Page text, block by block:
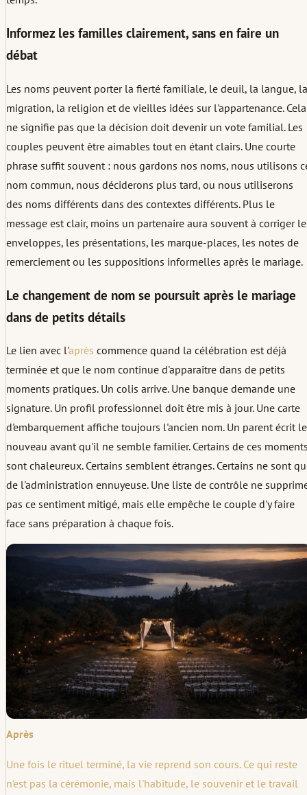
Informez les familles clairement, sans en faire un
débat
Les noms peuvent porter la fierté familiale, le deuil, la langue, la
migration, la religion et de vieilles idées sur l'appartenance. Cela
ne signifie pas que la décision doit devenir un vote familial. Les
couples peuvent être aimables tout en étant clairs. Une courte
phrase suffit souvent : nous gardons nos noms, nous utilisons
nom commun, nous déciderons plus tard, ou nous utiliserons
des noms différents dans des contextes différents. Plus le
message est clair, moins un partenaire aura souvent à corriger
enveloppes, les présentations, les marque-places, les notes de
remerciement ou les suppositions informelles après le mariage.
Le changement de nom se poursuit après le mariage
dans de petits détails
Le lien avec l'après commence quand la célébration est déjà
terminée et que le nom continue d'apparaître dans de petits
moments pratiques. Un colis arrive. Une banque demande une
signature. Un profil professionnel doit être mis à jour. Une carte
d'embarquement affiche toujours l'ancien nom. Un parent écrit le
nouveau avant qu'il ne semble familier. Certains de ces
sont chaleureux. Certains semblent étranges. Certains ne sont
de l'administration ennuyeuse. Une liste de contrôle ne
pas ce sentiment mitigé, mais elle empêche le couple d'y faire
face sans préparation à chaque fois.
Après
Une fois le rituel terminé, la vie reprend son cours. Ce qui reste
n'est pas la cérémonie, mais l'habitude, le souvenir et le travail